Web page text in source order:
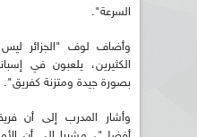
السرعة".
وأضاف لوف "الجزائر
الكثيرين، يلعبون في
بصورة جيدة ومتزنة كفريق".
وأشار المدرب إلى أن